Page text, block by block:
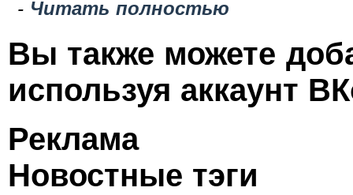
- Читать полностью
Вы также можете
используя аккаунт
Реклама
Новостные тэги